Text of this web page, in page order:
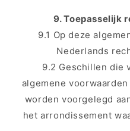
9. Toepasselijk
9.1 Op deze
Nederlands
9.2 Geschillen die
algemene
worden voorgelegd
het arrondissement